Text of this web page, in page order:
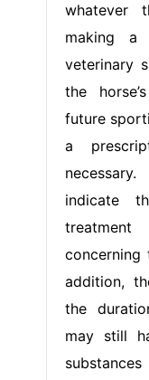
whatever
making a
veterinary
the
future
a
indicate
addition,
the
may still